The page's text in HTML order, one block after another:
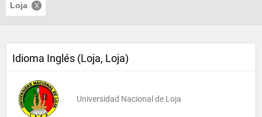
Loja
Idioma Inglés (Loja, Loja)
Universidad Nacional de Loja